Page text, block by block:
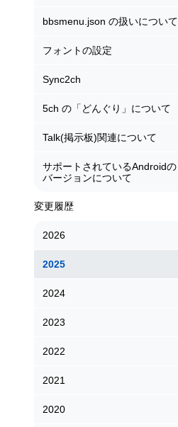
bbsmenu.json の扱いについて
フォントの設定
Sync2ch
5ch の「どんぐり」について
Talk(掲示板)関連について
サポートされているAndroidの
バージョンについて
変更履歴
2026
2025
2024
2023
2022
2021
2020